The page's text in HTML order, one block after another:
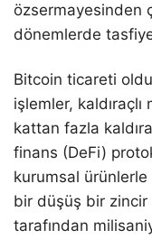
özsermayesinden
dönemlerde
Bitcoin ticareti
işlemler,
kattan fazla
finans (DeFi)
kurumsal ürünlerle
bir düşüş bir
tarafından